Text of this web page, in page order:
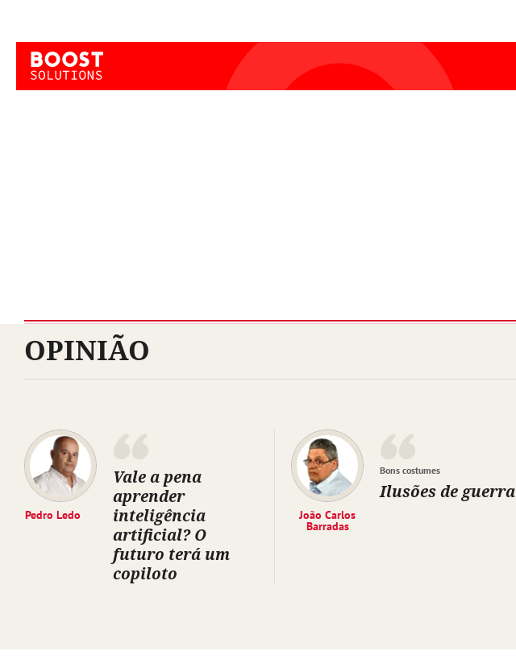
OPINIÃO
Pedro Ledo
Vale a pena
aprender
inteligência
artificial? O
futuro terá um
copiloto
João Carlos
Barradas
Bons costumes
Ilusões de guerra